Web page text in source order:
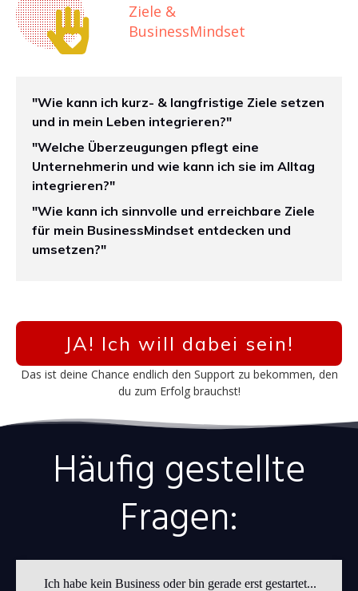
Ziele &
BusinessMindset
"Wie kann ich kurz- & langfristige Ziele setzen
und in mein Leben integrieren?"
"Welche Überzeugungen pflegt eine
Unternehmerin und wie kann ich sie im Alltag
integrieren?"
"Wie kann ich sinnvolle und erreichbare Ziele
für mein BusinessMindset entdecken und
umsetzen?"
JA! Ich will dabei sein!
Das ist deine Chance endlich den Support zu bekommen, den
du zum Erfolg brauchst!
Häufig gestellte
Fragen:
Ich habe kein Business oder bin gerade erst gestartet...